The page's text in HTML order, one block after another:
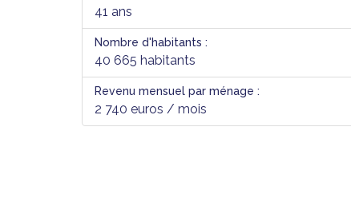
41 ans
Nombre d'habitants :
40 665 habitants
Revenu mensuel par ménage :
2 740 euros / mois